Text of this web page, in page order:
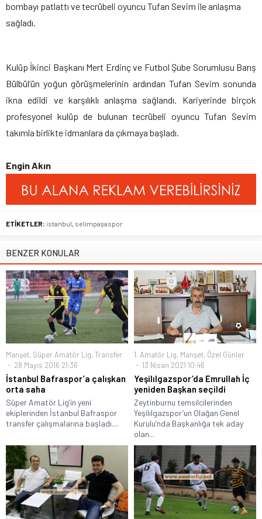
bombayı patlattı ve tecrübeli oyuncu Tufan Sevim ile anlaşma
sağladı.
Kulüp İkinci Başkanı Mert Erdinç ve Futbol Şube Sorumlusu Barış
Bülbül’ün yoğun görüşmelerinin ardından Tufan Sevim sonunda
ikna edildi ve karşılıklı anlaşma sağlandı. Kariyerinde birçok
profesyonel kulüp de bulunan tecrübeli oyuncu Tufan Sevim
takımla birlikte idmanlara da çıkmaya başladı.
Engin Akın
ETİKETLER: istanbul selimpaşaspor
BENZER KONULAR
Manşet, Süper Amatör Lig, Transfer
28 Mayıs 2016 21:36
İstanbul Bafraspor’a çalışkan
orta saha
Süper Amatör Lig’in yeni
ekiplerinden İstanbul Bafraspor
transfer çalışmalarına başladı....
1. Amatör Lig, Manşet, Özel Günler
13 Nisan 2021 10:46
Yeşilılgazspor’da Emrullah İç
yeniden Başkan seçildi
Zeytinburnu temsilcilerinden
Yeşilılgazspor’un Olağan Genel
Kurulu’nda Başkanlığa tek aday
olan...